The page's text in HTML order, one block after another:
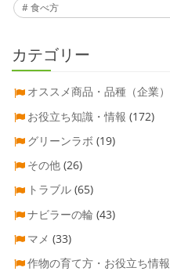
食べ方
カテゴリー
オススメ商品・品種（企業）
お役立ち知識・情報 (172)
グリーンラボ (19)
その他 (26)
トラブル (65)
ナビラーの輪 (43)
マメ (33)
作物の育て方・お役立ち情報